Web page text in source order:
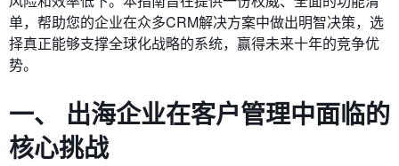
单，帮助您的企业在众多CRM解决方案中做出明智决策，选
择真正能够支撑全球化战略的系统，赢得未来十年的竞争优
势。
一、 出海企业在客户管理中面临的
核心挑战